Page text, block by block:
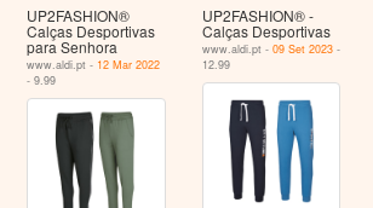
UP2FASHION®
Calças Desportivas
para Senhora
www.aldi.pt - 12 Mar 2022
- 9.99
UP2FASHION® -
Calças Desportivas
www.aldi.pt - 09 Set 2023-
12.99